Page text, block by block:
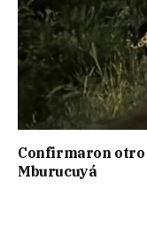
Confirmaron
Mburucuyá